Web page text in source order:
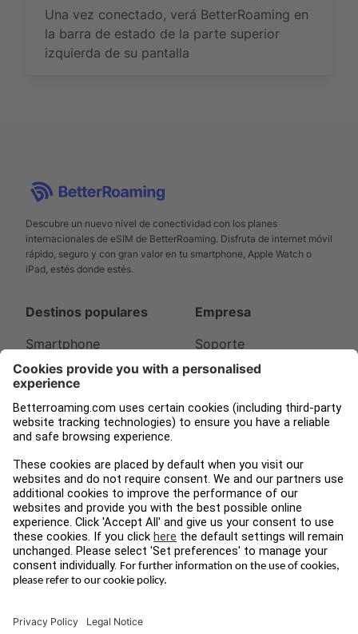
Una vez conectado, verá BetterRoaming en
la barra de estado de la parte superior
izquierda de su pantalla
Descubre un nuevo nivel de conectividad con los planes
internacionales de eSIM de BetterRoaming. Disfruta de internet móvil
rápido, seguro y con gran valor en tu smartphone, Apple Watch o
iPad, estés donde estés.
Destinos populares
Smartphone
Apple Watch
iPad
Tampnet
Empresa
Soporte
Acerca de nosotros
Blog
Legal
Términos y
condiciones
Protección de datos
Pie de imprenta
Síguenos
Instagram
Facebook
LinkedIn